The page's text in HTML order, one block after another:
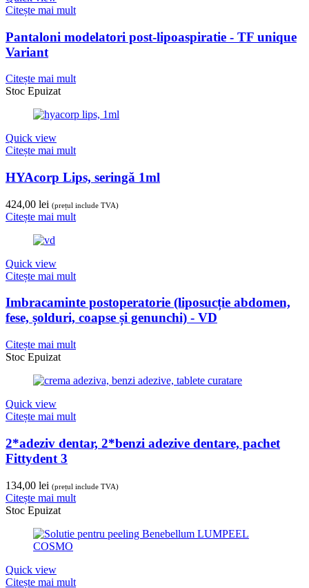
Citește mai mult
Pantaloni modelatori post-lipoaspiratie - TF unique
Variant
Citește mai mult
Stoc Epuizat
Quick view
Citește mai mult
HYAcorp Lips, seringă 1ml
424,00 lei (prețul include TVA)
Citește mai mult
Quick view
Citește mai mult
Imbracaminte postoperatorie (liposucție abdomen,
fese, șolduri, coapse și genunchi) - VD
Citește mai mult
Stoc Epuizat
Quick view
Citește mai mult
2*adeziv dentar, 2*benzi adezive dentare, pachet
Fittydent 3
134,00 lei (prețul include TVA)
Citește mai mult
Stoc Epuizat
Quick view
Citește mai mult